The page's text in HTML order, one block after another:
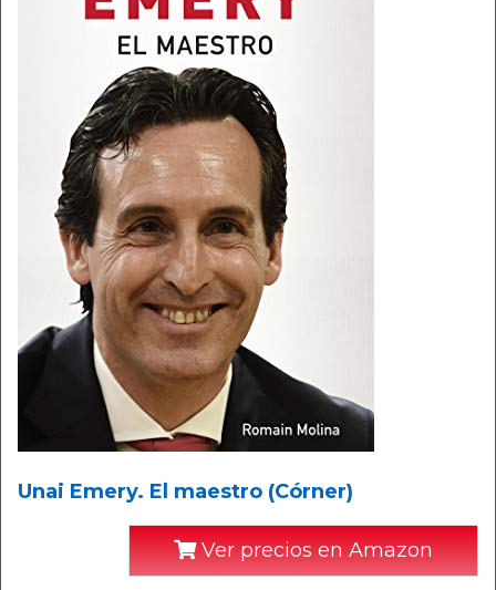
Unai Emery. El maestro (Córner)
Ver precios en Amazon